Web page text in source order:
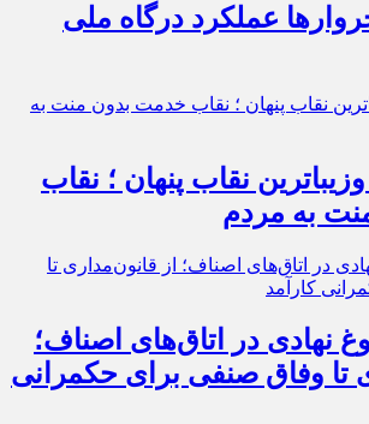
عملکرد درگاه ملی
نقاب پنهان ؛ نقاب
به مردم
نهادی در اتاق‌های اصناف؛
تا وفاق صنفی برای حکمرانی